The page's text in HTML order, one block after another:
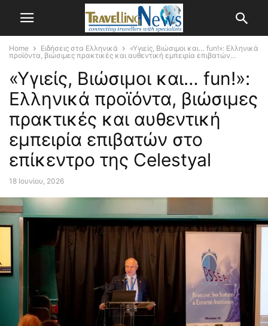
Home Ειδήσεις στα Ελληνικά
«Υγιείς, Βιώσιμοι και… fun!»: Ελληνικά
προϊόντα, βιώσιμες πρακτικές και αυθεντική εμπειρία επιβατών...
«Υγιείς, Βιώσιμοι και… fun!»:
Ελληνικά προϊόντα, βιώσιμες
πρακτικές και αυθεντική
εμπειρία επιβατών στο
επίκεντρο της Celestyal
18 Ιουνίου, 2026